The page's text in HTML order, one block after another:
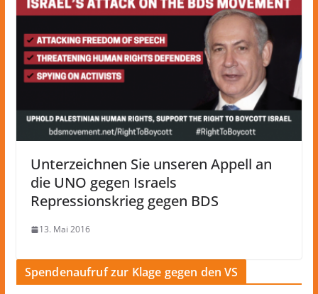
Unterzeichnen Sie unseren Appell an
die UNO gegen Israels
Repressionskrieg gegen BDS
13. Mai 2016
Spendenaufruf zur Klage gegen den VS